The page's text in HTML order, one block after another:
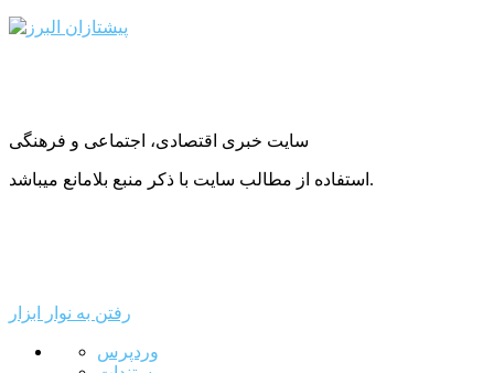
سایت خبری اقتصادی، اجتماعی و فرهنگی
استفاده از مطالب سایت با ذکر منبع بلامانع میباشد.
رفتن به نوار ابزار
درباره
وردپرس